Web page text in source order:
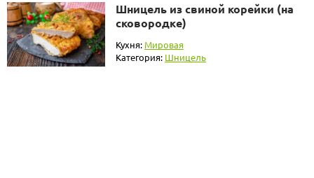
Шницель из свиной корейки (на
сковородке)
Кухня: Мировая
Категория: Шницель